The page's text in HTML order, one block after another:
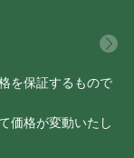
を保証するもので
価格が変動いたし